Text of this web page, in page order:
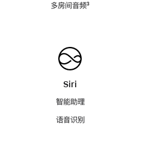
多房间音频脚
³
Siri
智能助理
语音识别